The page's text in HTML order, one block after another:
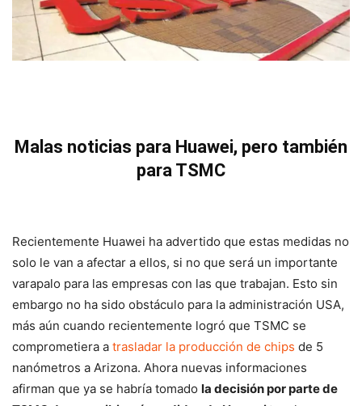
Malas noticias para Huawei, pero también
para TSMC
Recientemente Huawei ha advertido que estas medidas no
solo le van a afectar a ellos, si no que será un importante
varapalo para las empresas con las que trabajan. Esto sin
embargo no ha sido obstáculo para la administración USA,
más aún cuando recientemente logró que TSMC se
comprometiera a trasladar la producción de chips de 5
nanómetros a Arizona. Ahora nuevas informaciones
afirman que ya se habría tomado la decisión por parte de